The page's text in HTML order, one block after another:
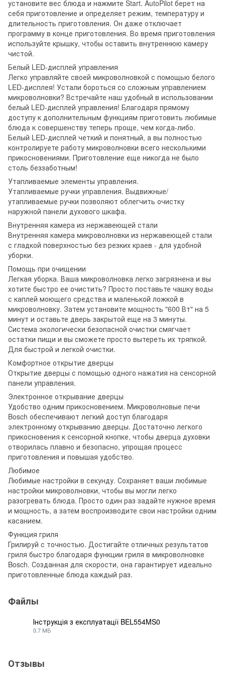
установите вес блюда и нажмите Start. AutoPilot берет на
себя приготовление и определяет режим, температуру и
длительность приготовления. Он даже отключает
программу в конце приготовления. Во время приготовления
используйте крышку, чтобы оставить внутреннюю камеру
чистой.
Белый LED-дисплей управления
Легко управляйте своей микроволновкой с помощью белого
LED-дисплея! Устали бороться со сложным управлением
микроволновки? Встречайте наш удобный в использовании
белый LED-дисплей управления! Благодаря прямому
доступу к дополнительным функциям приготовить любимые
блюда к совершенству теперь проще, чем когда-либо.
Белый LED-дисплей четкий и понятный, а вы полностью
контролируете работу микроволновки всего несколькими
прикосновениями. Приготовление еще никогда не было
столь беззаботным!
Утапливаемые элементы управления.
Утапливаемые ручки управления. Выдвижные/
утапливаемые ручки позволяют облегчить очистку
наружной панели духового шкафа.
Внутренняя камера из нержавеющей стали
Внутренняя камера микроволновки из нержавеющей стали
с гладкой поверхностью без резких краев - для удобной
уборки.
Помощь при очищении
Легкая уборка. Ваша микроволновка легко загрязнена и вы
хотите быстро ее очистить? Просто поставьте чашку воды
с каплей моющего средства и маленькой ложкой в ​​
микроволновку. Затем установите мощность "600 Вт" на 5
минут и оставьте дверь закрытой еще на 3 минуты.
Система экологически безопасной очистки смягчает
остатки пищи и вы сможете просто вытереть их тряпкой.
Для быстрой и легкой очистки.
Комфортное открытие дверцы
Открытие дверцы с помощью одного нажатия на сенсорной
панели управления.
Электронное открывание дверцы
Удобство одним прикосновением. Микроволновые печи
Bosch обеспечивают легкий доступ благодаря
электронному открыванию дверцы. Достаточно легкого
прикосновения к сенсорной кнопке, чтобы дверца духовки
отворилась плавно и безопасно, упрощая процесс
приготовления и повышая удобство.
Любимое
Любимые настройки в секунду. Сохраняет ваши любимые
настройки микроволновки, чтобы вы могли легко
разогревать блюда. Просто один раз задайте нужное время
и мощность, а затем воспроизводите свои настройки одним
касанием.
Функция гриля
Грилируй с точностью. Достигайте отличных результатов
гриля быстро благодаря функции гриля в микроволновке
Bosch. Созданная для скорости, она гарантирует идеально
приготовленные блюда каждый раз.
Файлы
Інструкція з експлуатації BEL554MS0
0.7 МБ
Отзывы